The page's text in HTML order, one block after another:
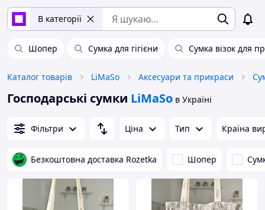
В категорії
Шопер Сумка для гігієни Сумка візок для
Каталог товарів LiMaSo Аксесуари та прикраси
Господарські сумки LiMaSo в Україні
Фільтри Ціна Тип Країна
Безкоштовна доставка Rozetka Шопер